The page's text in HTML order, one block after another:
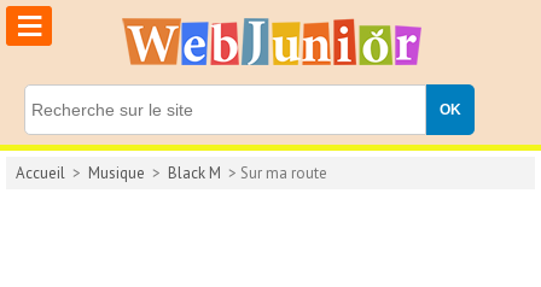
≡
Accueil > Musique > Black M > Sur ma route